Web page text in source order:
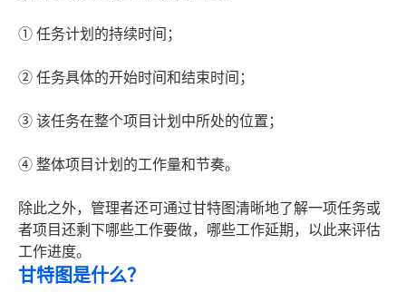
① 任务计划的持续时间；
② 任务具体的开始时间和结束时间；
③ 该任务在整个项目计划中所处的位置；
④ 整体项目计划的工作量和节奏。
除此之外，管理者还可通过甘特图清晰地了解一项任务或
者项目还剩下哪些工作要做，哪些工作延期，以此来评估
工作进度。
甘特图是什么？